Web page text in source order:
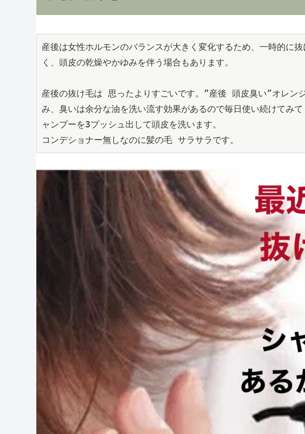
産後は女性ホルモンのバランスが大きく変化するため、一時的に
く、頭皮の乾燥やかゆみを伴う場合もあります。
産後の抜け毛は 思ったよりすごいです。”産後 頭皮臭い”オレン
み、臭いは余分な油を洗い流す効果があるので毎日使い続けてみ
ャンプーを3プッシュ出して頭皮を洗います。
コンデショナー無しなのに髪の毛 サラサラです。